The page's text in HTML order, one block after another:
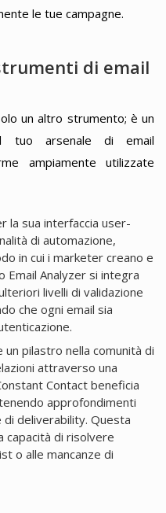
le tue campagne.
di email
un altro strumento; è un
tuo arsenale di email
ampiamente utilizzate
la sua interfaccia user-
di automazione,
in cui i marketer creano e
Email Analyzer si integra
livelli di validazione
che ogni email sia
un pilastro nella comunità di
attraverso una
Contact beneficia
approfondimenti
deliverability. Questa
capacità di risolvere
o alle mancanze di